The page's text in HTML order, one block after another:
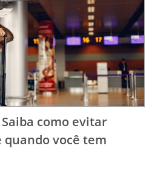
como evitar
quando você tem